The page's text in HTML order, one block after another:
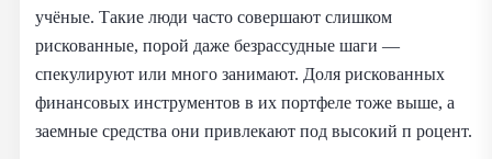
учёные. Такие люди часто совершают слишком
рискованные, порой даже безрассудные шаги —
спекулируют или много занимают. Доля рискованных
финансовых инструментов в их портфеле тоже выше, а
заемные средства они привлекают под высокий п роцент.